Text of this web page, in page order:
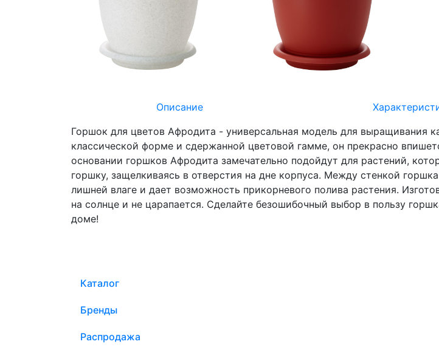
Описание
Горшок для цветов Афродита - универсальная модель для выращивания
классической форме и сдержанной цветовой гамме, он прекрасно
основании горшков Афродита замечательно подойдут для растений,
горшку, защелкиваясь в отверстия на дне корпуса. Между стенкой
лишней влаге и дает возможность прикорневого полива растения.
на солнце и не царапается. Сделайте безошибочный выбор в пользу
доме!
Каталог
Бренды
Распродажа